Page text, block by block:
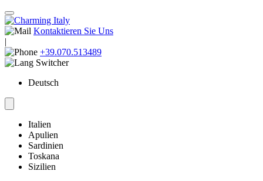
Kontaktieren Sie Uns
|
+39.070.513489
Deutsch
Italien
Apulien
Sardinien
Toskana
Sizilien